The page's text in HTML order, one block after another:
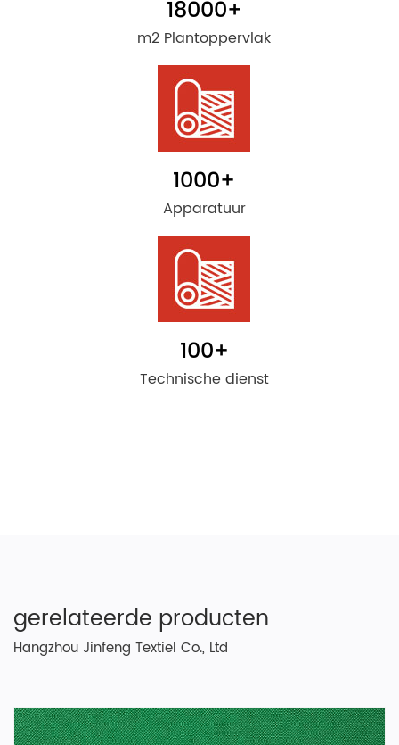
18000+
m2 Plantoppervlak
1000+
Apparatuur
100+
Technische dienst
gerelateerde producten
Hangzhou Jinfeng Textiel Co., Ltd